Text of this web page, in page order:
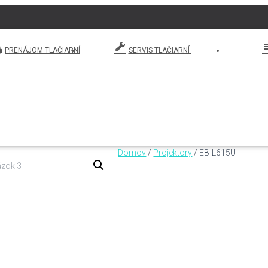
PRENÁJOM TLAČIARNÍ SERVIS TLAČIARNÍ
Domov / Projektory / EB-L615U